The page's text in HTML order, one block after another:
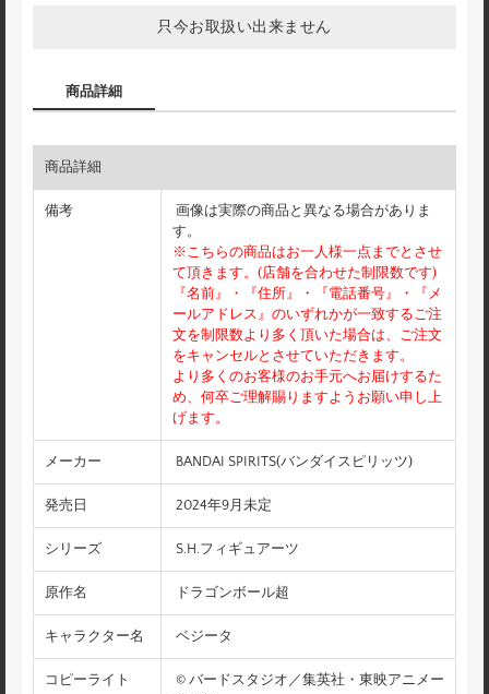
只今お取扱い出来ません
商品詳細
商品詳細
備考
画像は実際の商品と異なる場合がありま
す。
※こちらの商品はお一人様一点までとさせ
て頂きます。(店舗を合わせた制限数です)
『名前』・『住所』・『電話番号』・『メ
ールアドレス』のいずれかが一致するご注
文を制限数より多く頂いた場合は、ご注文
をキャンセルとさせていただきます。
より多くのお客様のお手元へお届けするた
め、何卒ご理解賜りますようお願い申し上
げます。
メーカー BANDAI SPIRITS(バンダイスピリッツ)
発売日 2024年9月未定
シリーズ S.H.フィギュアーツ
原作名 ドラゴンボール超
キャラクター名 ベジータ
コピーライト
© バードスタジオ／集英社・東映アニメー